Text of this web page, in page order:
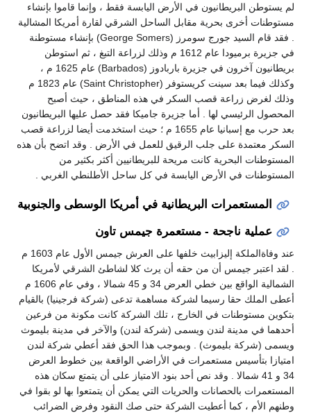
لم يستوطن البريطانيون في الأرض اليابسة فقط ، وإنما قاموا بإنشاء
مستوطنات أخرى بحرية مقابل الساحل الشرقي لقارة أمريكا المشالية
. فقد قام السيد جورج سومرز (George Somers) بإنشاء مستوطنة
في جزيرة برميودا عام 1612 م وذلك لزراعة التبغ ، ثم استوطن
بريطانيون آخرون في جزيرة باربادوز (Barbados) عام 1625 م ،
وكذلك فيما بعد سينت كريستوفر (Saint Christopher) عام 1823 م
وذلك لغرض زراعة قصب السكر في هذه المناطق ، حيث أصبح
المحصول الرئيسي لها . أما جزيرة جاميكا فقد حصل عليها البريطانيون
بعد حرب مع إسبانيا عام 1655 م ؛ حيث استخدمت أيضا لزراعة قصب
السكر معتمدة على جلب الرقيق للعمل في الأرض . وقد اتضح بأن هذه
المستوطنات البحرية كانت مريحة للبريطانيين أكثر بكثير من
المستوطنات في الأرض اليابسة في كل ساحل الأطلنطي الغربي .
المستعمرات البريطانية في أمريكا الوسطى والجنوبية
عملية ناجحة - مستعمرة جيمس تاون
عند وفاةالملكة إليزابيث خلفها على العرش جيمس الأول عام 1603 م
. لقد اعتبر جيمس أن من حقه أن يرث كلا لشاطئ الشرقي لأمريكا
الشمالية الواقع بين خطي العرض 34 و 45 شمالا ، وفي عام 1606 م
أعطى الملك حقا رسيما لشركة مساهمة تدعى (شركة فرجينيا) بالقيام
بتكوين مستوطنات في الخارج ، تلك الشركة كانت مكونة من فرعين
أحدهما في مدينة لندن ويسمى (شركة لندن) والآخر في مدينة بليموث
ويسمى (شركة بليموث) . وبموجب هذا الحق فقد أعطي شركة لندن
امتيازا بتأسيس مستعمرات في الأراضي الواقعة بين خطوط العرض
34 و 41 شمالا . وقد نص أحد بنود الامتياز على أن يتمتع سكان هذه
المستعمرات بالحصانات والحريات التي يمكن أن يتمتعوا بها لو بقوا في
وطنهم الأم ، كما أعطيت الشركة حتى صك النقود وفرض الضرائب